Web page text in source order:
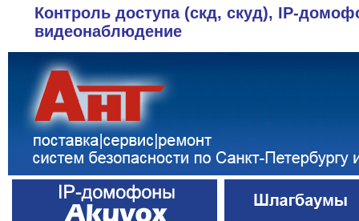
Контроль доступа (скд, скуд), IP-
видеонаблюдение